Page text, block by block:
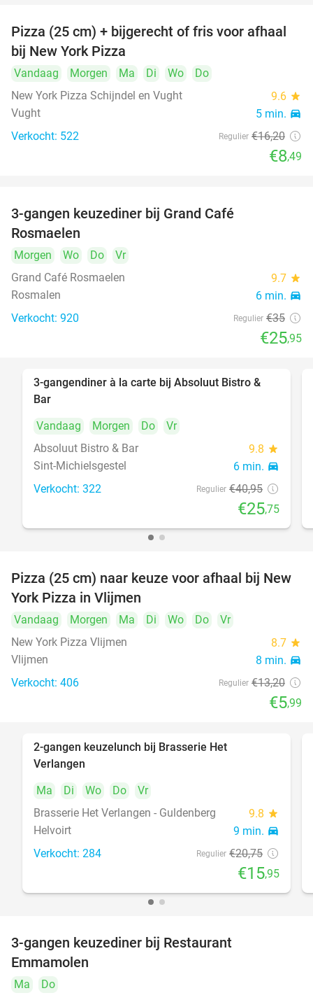
48%
Pizza (25 cm) + bijgerecht of fris voor afhaal
bij New York Pizza
Vandaag Morgen Ma Di Wo
Do
New York Pizza Schijndel en Vught
9.6 star
Vught 5 min. directions_car
Verkocht: 522 Regulier €16,20
€8,49
3-gangen keuzediner bij Grand Café
Rosmaelen
Morgen Wo Do
Vr
Grand Café Rosmaelen
9.7 star
Rosmalen 6 min. directions_car
Verkocht: 920 Regulier €35
€25,95
37%
3-gangendiner à la carte bij Absoluut Bistro &
Bar
Vandaag
Morgen Do
Vr
Absoluut Bistro & Bar
9.8 star
Sint-Michielsgestel 6 min. directions_car
Verkocht: 322 Regulier €40,95
€25,75
55%
Pizza (25 cm) naar keuze voor afhaal bij New
York Pizza in Vlijmen
Vandaag Morgen Ma Di Wo Do
Vr
New York Pizza Vlijmen
8.7 star
Vlijmen 8 min. directions_car
Verkocht: 406 Regulier €13,20
€5,99
2-gangen keuzelunch bij Brasserie Het
Verlangen
Ma
Di Wo Do
Vr
Brasserie Het Verlangen - Guldenberg
9.8 star
Helvoirt 9 min. directions_car
Verkocht: 284 Regulier €20,75
€15,95
3-gangen keuzediner bij Restaurant
Emmamolen
Ma Do